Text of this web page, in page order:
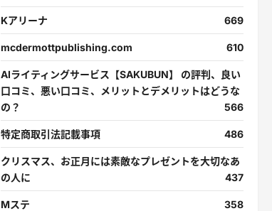
Kアリーナ 669
mcdermottpublishing.com 610
AIライティングサービス【SAKUBUN】 の評判、良い
口コミ、悪い口コミ、メリットとデメリットはどうな
の？
566
特定商取引法記載事項 486
クリスマス、お正月には素敵なプレゼントを大切なあ
の人に
437
Mステ 358